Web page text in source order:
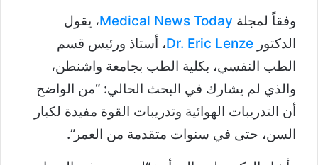
وفقاً لمجلة Medical News Today، يقول
الدكتور Dr. Eric Lenze، أستاذ ورئيس قسم
الطب النفسي، بكلية الطب بجامعة واشنطن،
والذي لم يشارك في البحث الحالي: “من الواضح
أن التدريبات الهوائية وتدريبات القوة مفيدة لكبار
السن، حتى في سنوات متقدمة من العمر”.